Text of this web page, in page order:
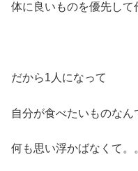
体に良いものを優先して
だから1人になって
自分が食べたいものなん
何も思い浮かばなくて。